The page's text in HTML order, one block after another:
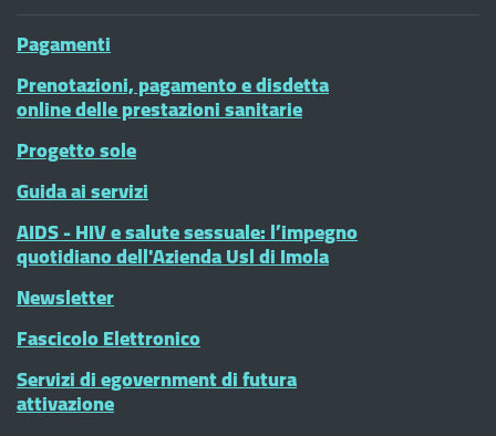
Pagamenti
Prenotazioni, pagamento e disdetta
online delle prestazioni sanitarie
Progetto sole
Guida ai servizi
AIDS - HIV e salute sessuale: l’impegno
quotidiano dell'Azienda Usl di Imola
Newsletter
Fascicolo Elettronico
Servizi di egovernment di futura
attivazione